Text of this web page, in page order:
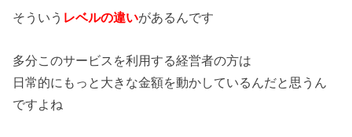
そういう レベルの違いがあるんです
多分このサービスを利用する経営者の方は
日常的にもっと大きな金額を動かしているんだと思うん
ですよね